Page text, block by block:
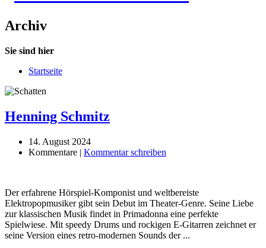
Archiv
Sie sind hier
Startseite
Henning Schmitz
14. August 2024
Kommentare | Kommentar schreiben
Der erfahrene Hörspiel-Komponist und weltbereiste
Elektropopmusiker gibt sein Debut im Theater-Genre. Seine Liebe
zur klassischen Musik findet in Primadonna eine perfekte
Spielwiese. Mit speedy Drums und rockigen E-Gitarren zeichnet er
seine Version eines retro-modernen Sounds der ...